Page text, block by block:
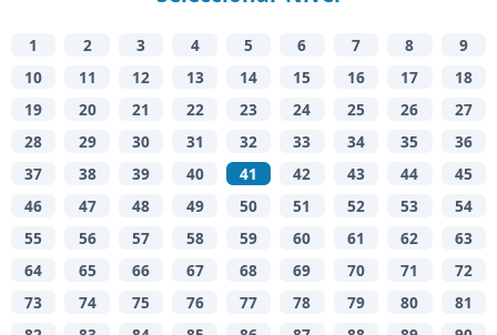
1 2 3 4 5 6 7 8
9
10
11 12 13 14 15 16 17
18
19
20 21 22 23 24 25 26
27
28
29 30 31 32 33 34 35
36
37
38 39 40 41 42 43 44
45
46
47 48 49 50 51 52 53
54
55
56 57 58 59 60 61 62
63
64
65 66 67 68 69 70 71
72
73
74 75 76 77 78 79 80
81